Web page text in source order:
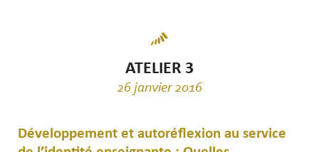
ATELIER 3
26 janvier 2016
Développement et autoréflexion au service